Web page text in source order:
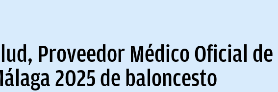
Proveedor Médico Oficial
2025 de baloncesto